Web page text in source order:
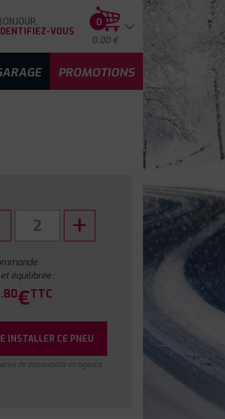
VOUS
0
0.00 €
PROMOTIONS
équilibrée :
.80€TTC
INSTALLER CE PNEU
de disponibilité en agence